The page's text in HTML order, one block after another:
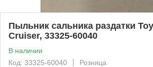
Пыльник сальника раздатки
Cruiser, 33325-60040
В наличии
Код: 33325-60040
Розница